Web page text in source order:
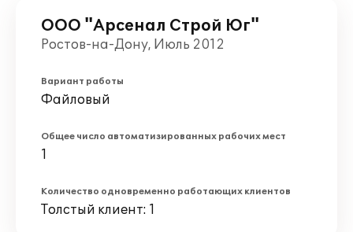
ООО "Арсенал Строй Юг"
Ростов-на-Дону, Июль 2012
Вариант работы
Файловый
Общее число автоматизированных рабочих мест
1
Количество одновременно работающих клиентов
Толстый клиент: 1